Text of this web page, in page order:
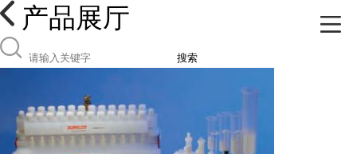
产品展厅
搜索